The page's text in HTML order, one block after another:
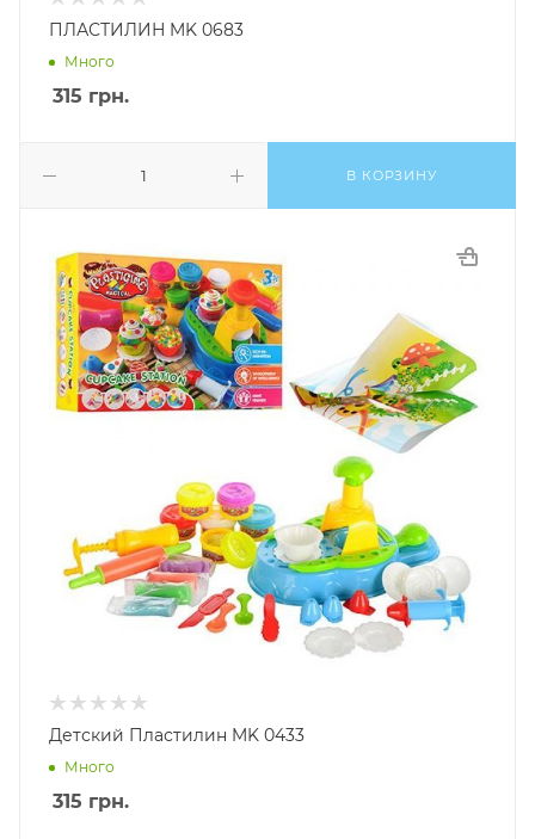
ПЛАСТИЛИН MK 0683
Много
315 грн.
В КОРЗИНУ
Детский Пластилин MK 0433
Много
315 грн.